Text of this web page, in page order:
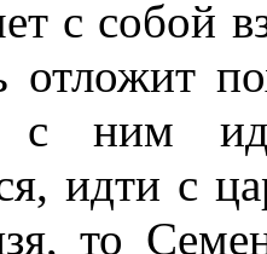
с собой
отложит
с ним
идти с
то